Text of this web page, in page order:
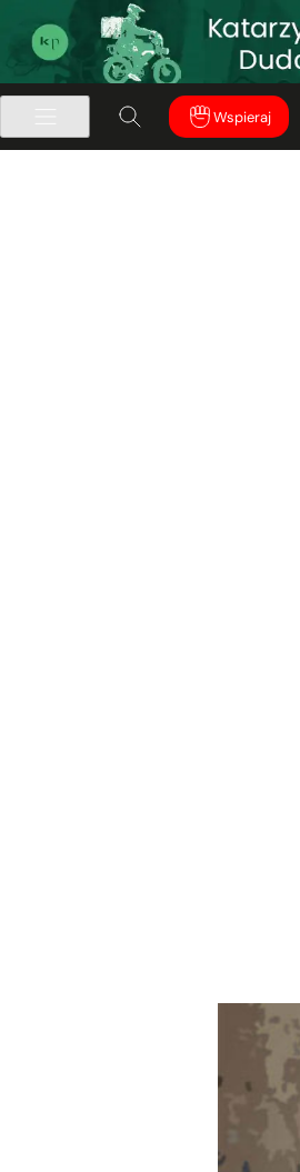
Wspieraj